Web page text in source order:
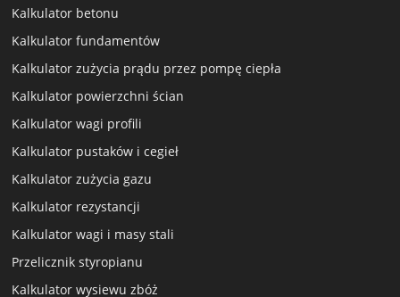
Kalkulator betonu
Kalkulator fundamentów
Kalkulator zużycia prądu przez pompę ciepła
Kalkulator powierzchni ścian
Kalkulator wagi profili
Kalkulator pustaków i cegieł
Kalkulator zużycia gazu
Kalkulator rezystancji
Kalkulator wagi i masy stali
Przelicznik styropianu
Kalkulator wysiewu zbóż